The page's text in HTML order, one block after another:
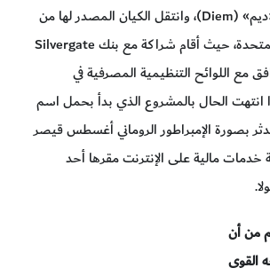
تسمية الليبرا لتصبح «ديم» (Diem)، وانتقل الكيان المصدر لها من
سويسرا إلى الولايات المتحدة، حيث أقام شراكة مع بنك Silvergate
مع اللوائح التنظيمية المصرفية في
انتهت الحال بالمشروع الذي بدأ بحمل اسم
بصورة الإمبراطور الروماني أغسطس قيصر
مالية على الإنترنت مقرها أحد
من أن
القوى